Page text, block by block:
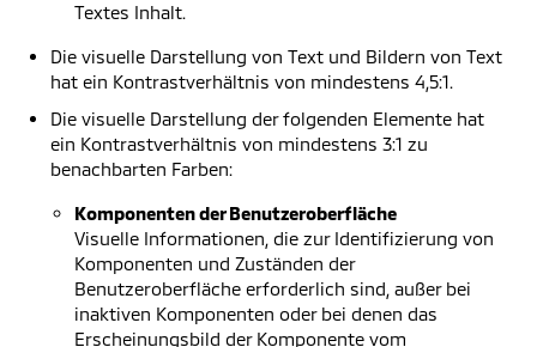
Textes Inhalt.
Die visuelle Darstellung von Text und Bildern von Text
hat ein Kontrastverhältnis von mindestens 4,5:1.
Die visuelle Darstellung der folgenden Elemente hat
ein Kontrastverhältnis von mindestens 3:1 zu
benachbarten Farben:
Komponenten der Benutzeroberfläche
Visuelle Informationen, die zur Identifizierung von
Komponenten und Zuständen der
Benutzeroberfläche erforderlich sind, außer bei
inaktiven Komponenten oder bei denen das
Erscheinungsbild der Komponente vom